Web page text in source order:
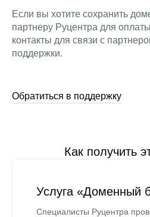
Если вы хотите сохранить
партнеру Руцентра для
контакты для связи с
поддержки.
Обратиться в поддержку
Как получить
Услуга «Доменный
Специалисты Руцентра